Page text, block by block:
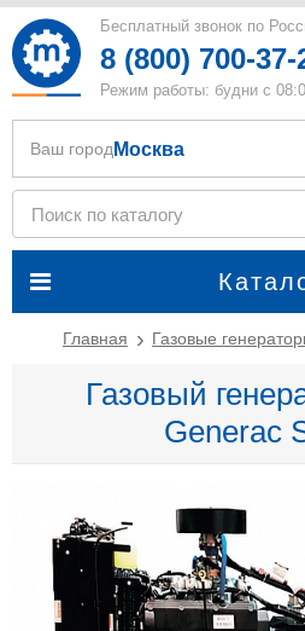
Бесплатный звонок по
8 (800) 700-37-
Режим работы: будни с
Ваш город Москва
Главная Газовые
Газовый
Generac